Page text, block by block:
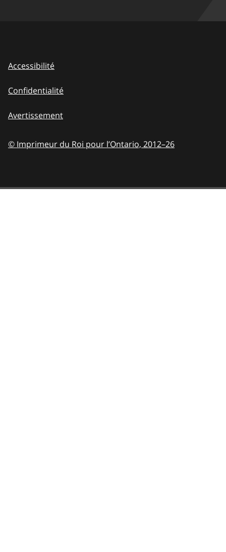
Accessibilité
Confidentialité
Avertissement
© Imprimeur du Roi pour l’Ontario, 2012–26